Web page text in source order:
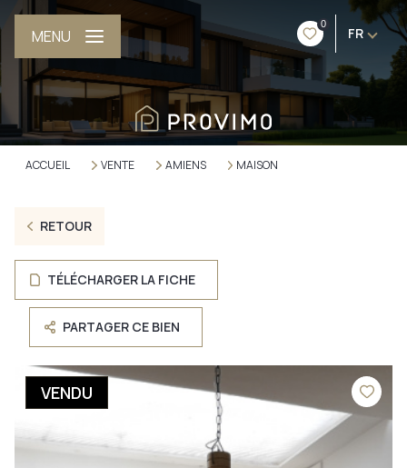
0
FR
MENU
ACCUEIL VENTE AMIENS MAISON
RETOUR
TÉLÉCHARGER LA FICHE
PARTAGER CE BIEN
VENDU